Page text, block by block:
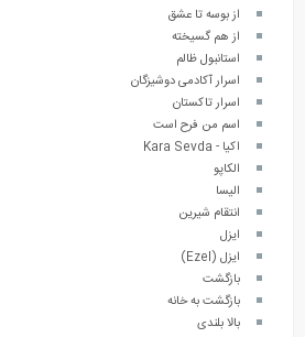
از بوسه تا عشق
از هم گسیخته
استانبول ظالم
اسرار آکادمی دوشیزگان
اسرار تاکستان
اسم من فرح است
اکیا - Kara Sevda
الکاپو
الیسا
انتقام شیرین
ایزل
ایزل (Ezel)
بازگشت
بازگشت به خانه
بالا بلندی